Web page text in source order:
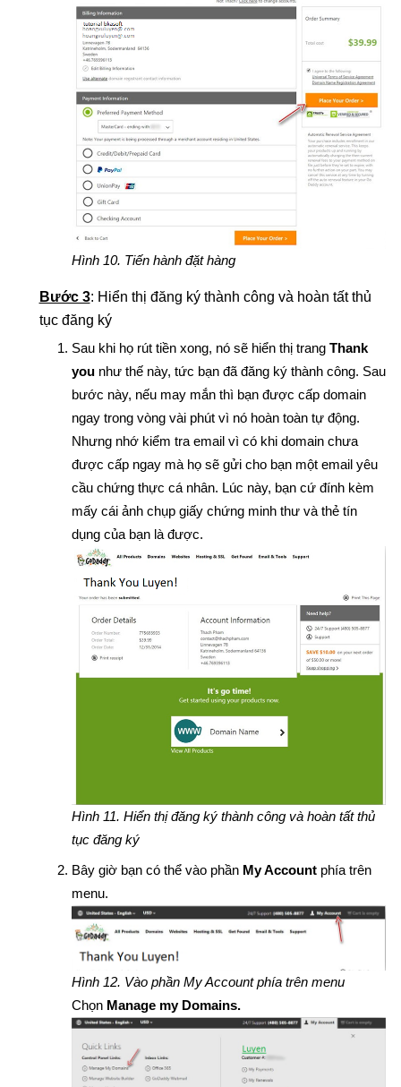
Hình 10. Tiến hành đặt hàng
Bước 3: Hiển thị đăng ký thành công và hoàn tất thủ
tục đăng ký
Sau khi họ rút tiền xong, nó sẽ hiển thị trang Thank
younhư thế này, tức bạn đã đăng ký thành công. Sau
bước này, nếu may mắn thì bạn được cấp domain
ngay trong vòng vài phút vì nó hoàn toàn tự động.
Nhưng nhớ kiểm tra email vì có khi domain chưa
được cấp ngay mà họ sẽ gửi cho bạn một email yêu
cầu chứng thực cá nhân. Lúc này, bạn cứ đính kèm
mấy cái ảnh chụp giấy chứng minh thư và thẻ tín
dụng của bạn là được.
Hình 11. Hiển thị đăng ký thành công và hoàn tất thủ
tục đăng ký
Bây giờ bạn có thể vào phần My Accountphía trên
menu.
Hình 12. Vào phần My Account phía trên menu
Chọn Manage my Domains.